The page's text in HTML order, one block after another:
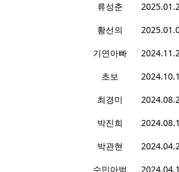
류성춘
황선의
기연아빠
초보
최경미
박진희
박관현
수민아범